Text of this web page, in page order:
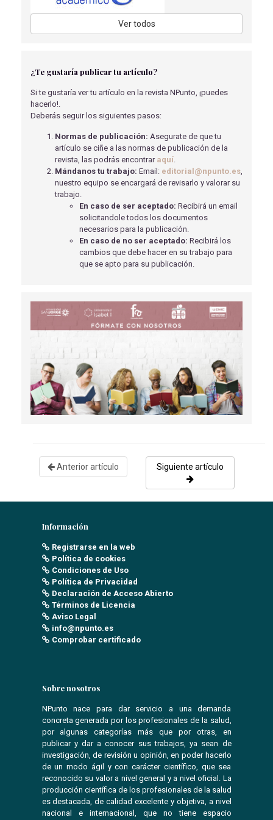
RESERVORIO SUBCUTÁNEO IMPLANTADO.
Berni Ruiz R.
Cañete Caballero, C., Cañete Caballero, L
CASO CLÍNICO: RABDOMIOMA CARDIACO TRATADO
QUIRÚRGICAMENTE.
López Guisado M.- 02/04/2018
IMPACTO PSICOLÓGICO EN PACIENTE POSOPERADA
DE MASTECTOMÍA.
Rodríguez Domínguez A.R. - 02/04/2018
ABORDAJE ENFERMERO EN EL MANEJO
NUTRICIONAL EN PACIENTES LARINGECTOMIZADOS
Piqueras Rodríguez, M- 15/05/2018
EL EFECTO Y LAS CONSECUENCIAS DEL CONSUMO DE
COCAÍNA EN PERSONAS CON TRASTORNO POR DEFICIT
DE ATENCIÓN E HIPERACTIVIDAD (TDAH) Y SUS
CARACTERÍSTICAS
EXTRANASOFARÍNGEO EN LA HIPOFARINGE DE UN
PACIENTE CON NEUROFIBROMATOSIS TIPO 1
CARCINOMA LOBULILLAR INFILTRANTE EN EL
CONTEXTO DE MASTITIS NO PUERPERAL RECURRENTE.
Galiana Baca A.N.- 02/04/2018
Ver todos
¿Te gustaría publicar tu artículo?
Si te gustaría ver tu artículo en la revista NPunto, ¡puedes
hacerlo!.
Deberás seguir los siguientes pasos:
Normas de publicación: Asegurate de que tu
artículo se ciñe a las normas de publicación de la
revista, las podrás encontrar aquí.
Mándanos tu trabajo: Email: editorial@npunto.es,
nuestro equipo se encargará de revisarlo y valorar su
trabajo.
En caso de ser aceptado: Recibirá un email
solicitandole todos los documentos
necesarios para la publicación.
En caso de no ser aceptado: Recibirá los
cambios que debe hacer en su trabajo para
que se apto para su publicación.
Anterior artículo Siguiente artículo
Información
Registrarse en la web
Política de cookies
Condiciones de Uso
Política de Privacidad
Declaración de Acceso Abierto
Términos de Licencia
Aviso Legal
info@npunto.es
Comprobar certificado
Sobre nosotros
NPunto nace para dar servicio a una demanda
concreta generada por los profesionales de la salud,
por algunas categorías más que por otras, en
publicar y dar a conocer sus trabajos, ya sean de
investigación, de revisión u opinión, en poder hacerlo
de un modo ágil y con carácter científico, que sea
reconocido su valor a nivel general y a nivel oficial. La
producción científica de los profesionales de la salud
es destacada, de calidad excelente y objetiva, a nivel
nacional e internacional, que no tiene espacio